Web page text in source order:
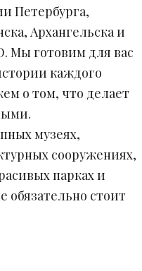
Петербурга,
Архангельска и
Мы готовим для вас
каждого
о том, что делает
музеях,
сооружениях,
парках и
обязательно стоит